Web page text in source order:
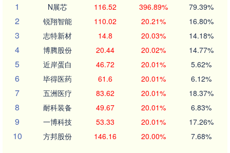
1
N展芯 116.52 396.89% 79.39%
2 锐翔智能 110.02 20.21% 16.80%
3 志特新材 14.8 20.03% 14.18%
4 博腾股份 20.44 20.02% 14.77%
5 近岸蛋白 46.72 20.01% 5.62%
6 毕得医药 61.6 20.01% 6.12%
7 五洲医疗 83.62 20.01% 18.37%
8 耐科装备 49.67 20.01% 6.83%
9 一博科技 53.33 20.01% 17.26%
10 方邦股份 146.16 20.00% 7.68%